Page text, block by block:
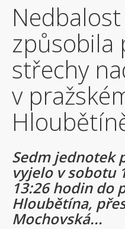
způsobila
střechy
v
Sedm jednotek
vyjelo v sobotu
13:26 hodin do
Hloubětína,
Mochovská...